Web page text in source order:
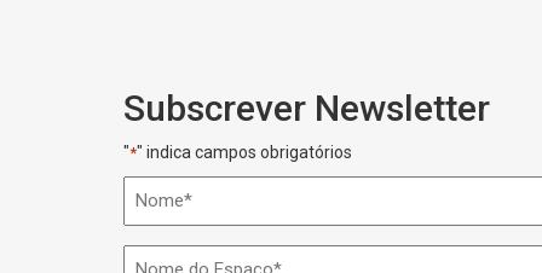
Subscrever Newsletter
"*" indica campos obrigatórios
Nome
Nome